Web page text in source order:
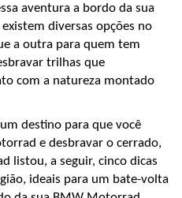
aventura a bordo da sua
diversas opções no
a outra para quem tem
trilhas que
com a natureza montado
destino para que você
e desbravar o cerrado,
listou, a seguir, cinco dicas
ideais para um bate-volta